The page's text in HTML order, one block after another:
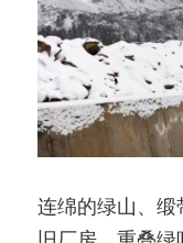
连绵的绿山、